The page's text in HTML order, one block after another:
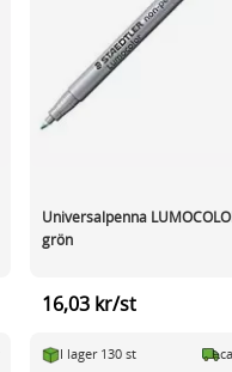
Universalpenna
grön
16,03 kr/st
I lager 130 st